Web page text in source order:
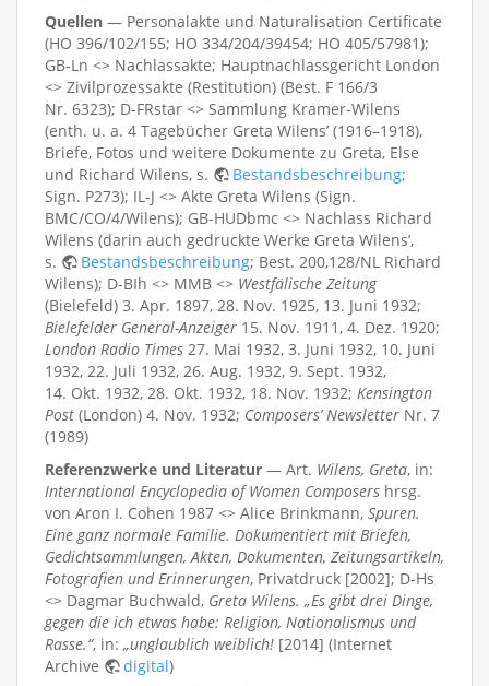
Quellen — Personalakte und Naturalisation Certificate
(HO 396/102/155; HO 334/204/39454; HO 405/57981);
GB-Ln <> Nachlassakte; Hauptnachlassgericht London
<> Zivilprozessakte (Restitution) (Best. F 166/3
Nr. 6323); D-FRstar <> Sammlung Kramer-Wilens
(enth. u. a. 4 Tagebücher Greta Wilens’ (1916–1918),
Briefe, Fotos und weitere Dokumente zu Greta, Else
und Richard Wilens, s.
Bestandsbeschreibung;
Sign. P273); IL-J <> Akte Greta Wilens (Sign.
BMC/CO/4/Wilens); GB-HUDbmc <> Nachlass Richard
Wilens (darin auch gedruckte Werke Greta Wilens’,
s.
Bestandsbeschreibung; Best. 200,128/NL Richard
Wilens); D-BIh <> MMB <> Westfälische Zeitung
(Bielefeld) 3. Apr. 1897, 28. Nov. 1925, 13. Juni 1932;
Bielefelder General-Anzeiger 15. Nov. 1911, 4. Dez. 1920;
London Radio Times 27. Mai 1932, 3. Juni 1932, 10. Juni
1932, 22. Juli 1932, 26. Aug. 1932, 9. Sept. 1932,
14. Okt. 1932, 28. Okt. 1932, 18. Nov. 1932; Kensington
Post (London) 4. Nov. 1932; Composers’ Newsletter Nr. 7
(1989)
Referenzwerke und Literatur — Art. Wilens, Greta, in:
International Encyclopedia of Women Composers hrsg.
von Aron I. Cohen 1987 <> Alice Brinkmann, Spuren.
Eine ganz normale Familie. Dokumentiert mit Briefen,
Gedichtsammlungen, Akten, Dokumenten, Zeitungsartikeln,
Fotografien und Erinnerungen, Privatdruck [2002]; D-Hs
<> Dagmar Buchwald, Greta Wilens. „Es gibt drei Dinge,
gegen die ich etwas habe: Religion, Nationalismus und
Rasse.“, in: „unglaublich weiblich! [2014] (Internet
Archive
digital)